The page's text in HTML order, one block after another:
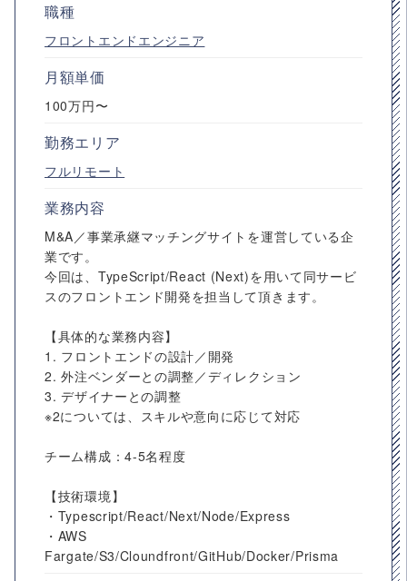
職種
フロントエンドエンジニア
月額単価
100万円〜
勤務エリア
フルリモート
業務内容
M&A／事業承継マッチングサイトを運営している企
業です。
今回は、TypeScript/React (Next)を用いて同サービ
スのフロントエンド開発を担当して頂きます。
【具体的な業務内容】
1. フロントエンドの設計／開発
2. 外注ベンダーとの調整／ディレクション
3. デザイナーとの調整
※2については、スキルや意向に応じて対応
チーム構成：4-5名程度
【技術環境】
・Typescript/React/Next/Node/Express
・AWS
Fargate/S3/Cloundfront/GitHub/Docker/Prisma